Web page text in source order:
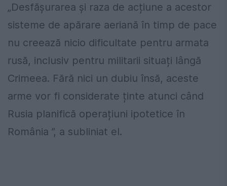
„Desfășurarea și raza de acțiune a acestor
sisteme de apărare aeriană în timp de pace
nu creează nicio dificultate pentru armata
rusă, inclusiv pentru militarii situați lângă
Crimeea. Fără nici un dubiu însă, aceste
arme vor fi considerate ținte atunci când
Rusia planifică operațiuni ipotetice în
România ”, a subliniat el.